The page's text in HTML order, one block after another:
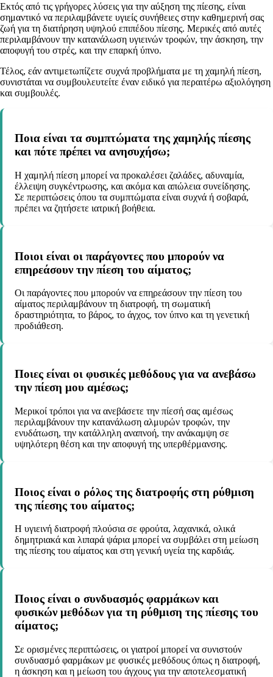
Εκτός από τις γρήγορες λύσεις για την αύξηση της πίεσης, είναι
σημαντικό να περιλαμβάνετε υγιείς συνήθειες στην καθημερινή σας
ζωή για τη διατήρηση υψηλού επιπέδου πίεσης. Μερικές από αυτές
περιλαμβάνουν την κατανάλωση υγιεινών τροφών, την άσκηση, την
αποφυγή του στρές, και την επαρκή ύπνο.
Τέλος, εάν αντιμετωπίζετε συχνά προβλήματα με τη χαμηλή πίεση,
συνιστάται να συμβουλευτείτε έναν ειδικό για περαιτέρω αξιολόγηση
και συμβουλές.
Ποια είναι τα συμπτώματα της χαμηλής πίεσης
και πότε πρέπει να ανησυχήσω;
Η χαμηλή πίεση μπορεί να προκαλέσει ζαλάδες, αδυναμία,
έλλειψη συγκέντρωσης, και ακόμα και απώλεια συνείδησης.
Σε περιπτώσεις όπου τα συμπτώματα είναι συχνά ή σοβαρά,
πρέπει να ζητήσετε ιατρική βοήθεια.
Ποιοι είναι οι παράγοντες που μπορούν να
επηρεάσουν την πίεση του αίματος;
Οι παράγοντες που μπορούν να επηρεάσουν την πίεση του
αίματος περιλαμβάνουν τη διατροφή, τη σωματική
δραστηριότητα, το βάρος, το άγχος, τον ύπνο και τη γενετική
προδιάθεση.
Ποιες είναι οι φυσικές μεθόδους για να ανεβάσω
την πίεση μου αμέσως;
Μερικοί τρόποι για να ανεβάσετε την πίεσή σας αμέσως
περιλαμβάνουν την κατανάλωση αλμυρών τροφών, την
ενυδάτωση, την κατάλληλη αναπνοή, την ανάκαμψη σε
υψηλότερη θέση και την αποφυγή της υπερθέρμανσης.
Ποιος είναι ο ρόλος της διατροφής στη ρύθμιση
της πίεσης του αίματος;
Η υγιεινή διατροφή πλούσια σε φρούτα, λαχανικά, ολικά
δημητριακά και λιπαρά ψάρια μπορεί να συμβάλει στη μείωση
της πίεσης του αίματος και στη γενική υγεία της καρδιάς.
Ποιος είναι ο συνδυασμός φαρμάκων και
φυσικών μεθόδων για τη ρύθμιση της πίεσης του
αίματος;
Σε ορισμένες περιπτώσεις, οι γιατροί μπορεί να συνιστούν
συνδυασμό φαρμάκων με φυσικές μεθόδους όπως η διατροφή,
η άσκηση και η μείωση του άγχους για την αποτελεσματική